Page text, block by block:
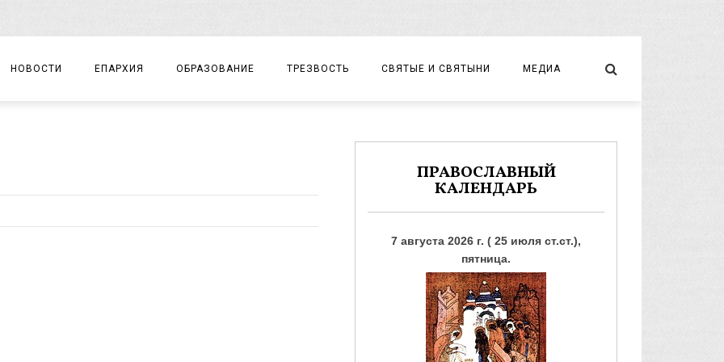
НОВОСТИ ЕПАРХИЯ
ДОКУМЕНТЫ
ЕПАРХИАЛЬНЫЕ ОТДЕЛЫ
ОБРАЗОВАНИЕ
ДЕТСКИЙ ТУРИЗМ
ТРЕЗВОСТЬ
ЗАМЕТКИ
СВЯТЫЕ И СВЯТЫНИ МЕДИА
ФОТО
ПРАВОСЛАВНЫЙ
КАЛЕНДАРЬ
7 августа 2026 г. ( 25 июля ст.ст.),
пятница.